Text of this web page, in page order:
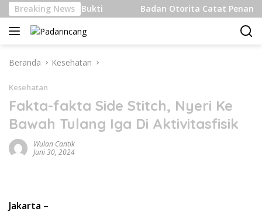
Langsung
ke
konten
Breaking News
Bukti Badan Otorita Catat Penanaman
Beranda Kesehatan
Kesehatan
Fakta-fakta Side Stitch, Nyeri Ke
Bawah Tulang Iga Di Aktivitasfisik
Wulan Cantik
Juni 30, 2024
Jakarta –